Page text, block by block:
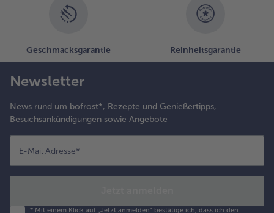
Geschmacksgarantie Reinheitsgarantie
Newsletter
News rund um bofrost*, Rezepte und Genießertipps,
Besuchsankündigungen sowie Angebote
E-Mail Adresse*
* Mit einem Klick auf „Jetzt anmelden" bestätige ich, dass ich den